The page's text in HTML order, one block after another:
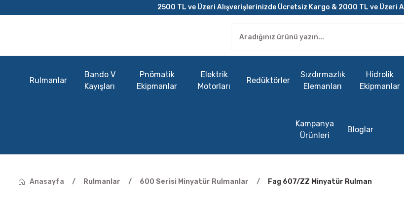
2500 TL ve Üzeri Alışverişlerinizde Ücretsiz Kargo & 2000 TL ve Üzeri
Rulmanlar
Bando V
Kayışları
Pnömatik
Ekipmanlar
Elektrik
Motorları
Redüktörler
Sızdırmazlık
Elemanları
Hidrolik
Ekipmanlar
Kampanya
Ürünleri
Bloglar
Anasayfa Rulmanlar 600 Serisi Minyatür Rulmanlar Fag 607/ZZ Minyatür Rulman